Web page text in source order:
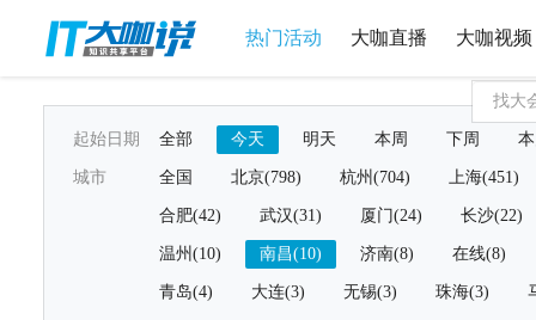
热门活动 大咖直播 大咖视频
起始日期 全部 今天 明天 本周 下周
城市 全国 北京(798) 杭州(704) 上海(451)
合肥(42) 武汉(31) 厦门(24) 长沙(22)
温州(10) 南昌(10) 济南(8) 在线(8)
青岛(4) 大连(3) 无锡(3) 珠海(3)